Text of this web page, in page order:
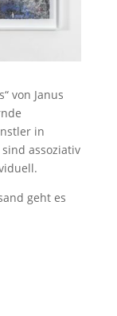
von Janus
in
assoziativ
geht es